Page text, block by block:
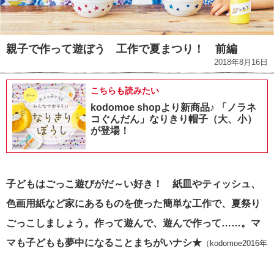
親子で作って遊ぼう 工作で夏まつり！ 前編
2018年8月16日
こちらも読みたい
kodomoe shopより新商品♪ 「ノラネ
コぐんだん」なりきり帽子（大、小）
が登場！
子どもはごっこ遊びがだ～い好き！ 紙皿やティッシュ、
色画用紙など家にあるものを使った簡単な工作で、夏祭り
ごっこしましょう。 作って遊んで、遊んで作って……。マ
マも子どもも夢中になることまちがいナシ★ （kodomoe2016年